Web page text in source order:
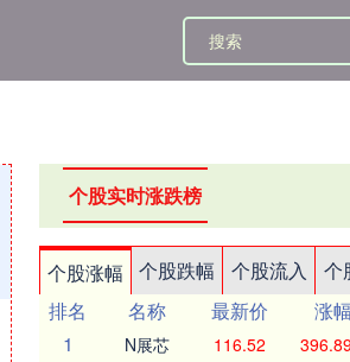
个股实时涨跌榜
个股涨幅 个股跌幅 个股流入 个
排名
名称 最新价 涨幅
1
N展芯 116.52